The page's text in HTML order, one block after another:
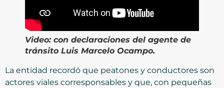
Video:con declaraciones del agente de
tránsito Luis Marcelo Ocampo.
La entidad recordó que peatones y conductores son
actores viales corresponsables y que, con pequeñas